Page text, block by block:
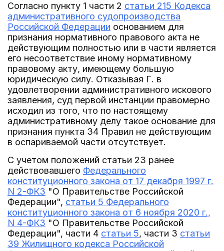
Согласно пункту 1 части 2 статьи 215 Кодекса
административного судопроизводства
Российской Федерации основанием для
признания нормативного правового акта не
действующим полностью или в части является
его несоответствие иному нормативному
правовому акту, имеющему большую
юридическую силу. Отказывая Г. в
удовлетворении административного искового
заявления, суд первой инстанции правомерно
исходил из того, что по настоящему
административному делу такое основание для
признания пункта 34 Правил не действующим
в оспариваемой части отсутствует.
С учетом положений статьи 23 ранее
действовавшего Федерального
конституционного закона от 17 декабря 1997 г.
N 2-ФКЗ "О Правительстве Российской
Федерации", статьи 5 Федерального
конституционного закона от 6 ноября 2020 г.,
N 4-ФКЗ "О Правительстве Российской
Федерации", части 4 статьи 5, части 3 статьи
39 Жилищного кодекса Российской